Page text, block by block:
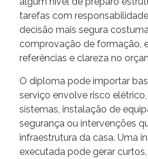
tarefas com
decisão mais segura
comprovação de formação,
referências e clareza no
O diploma pode importar
serviço envolve risco
sistemas, instalação de
segurança ou intervenções
infraestrutura da casa. Uma
executada pode gerar